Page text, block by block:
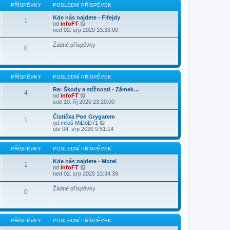
p
ě
v
e
k
o
s
l
d
n
í
s
p
ě
e
k
PŘÍSPĚVKY POSLEDNÍ PŘÍSPĚVEK
1
Kde nás najdete - Fifejdy
od infoFT
o
a
t
p
o
s
l
d
n
í
p
ř
s
p
ě
v
e
k
ned 02. srp 2020 13:33:00
0 Žádné příspěvky
PŘÍSPĚVKY POSLEDNÍ PŘÍSPĚVEK
4
Re: Škody a stížnosti - Zámek…
od infoFT
o
r
a
z
i
t
p
o
s
l
d
n
í
s
p
ě
sob 10. říj 2020 23:20:00
1
Čistička Pod Grygarem
od miloš MiDoD71
o
r
a
i
t
p
o
s
n
í
p
ř
úte 04. srp 2020 9:51:14
PŘÍSPĚVKY POSLEDNÍ PŘÍSPĚVEK
1
Kde nás najdete - Motel
od infoFT
o
a
t
p
o
s
ned 02. srp 2020 13:34:39
0 Žádné příspěvky
PŘÍSPĚVKY POSLEDNÍ PŘÍSPĚVEK